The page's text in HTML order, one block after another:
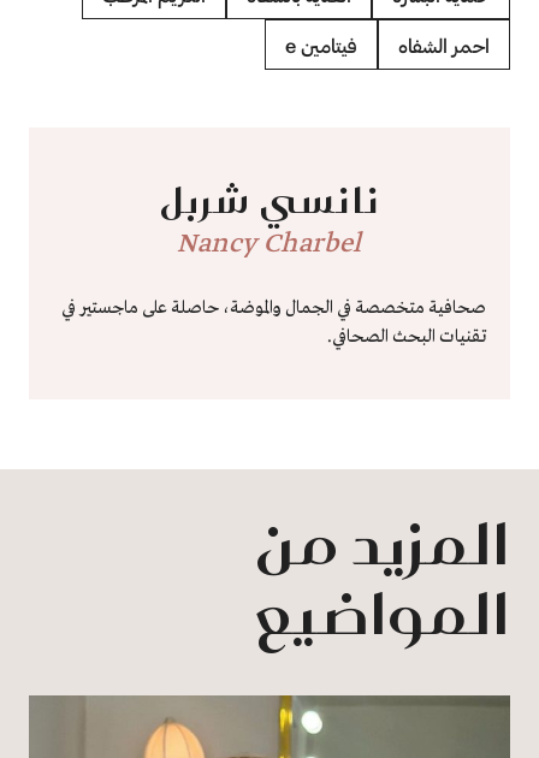
احمر الشفاه فيتامين e
نانسي شربل
Nancy Charbel
صحافية متخصصة في الجمال والموضة، حاصلة على ماجستير في
تقنيات البحث الصحافي.
المزيد من
المواضيع